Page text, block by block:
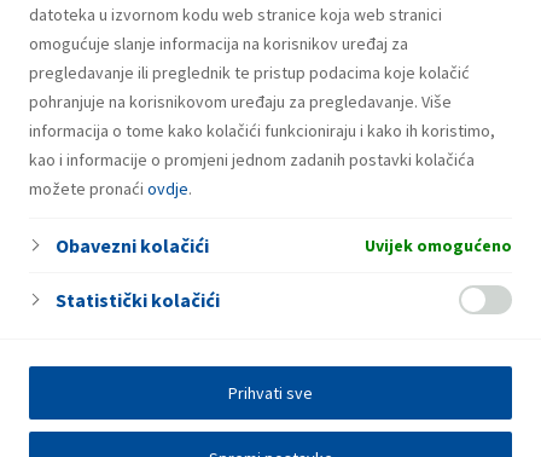
datoteka u izvornom kodu web stranice koja web stranici
omogućuje slanje informacija na korisnikov uređaj za
pregledavanje ili preglednik te pristup podacima koje kolačić
pohranjuje na korisnikovom uređaju za pregledavanje. Više
informacija o tome kako kolačići funkcioniraju i kako ih koristimo,
kao i informacije o promjeni jednom zadanih postavki kolačića
možete pronaći ovdje.
Obavezni kolačići Uvijek omogućeno
Statistički kolačići
Prihvati sve